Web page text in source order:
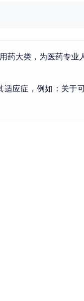
药大类，为医药专业
应症，例如：关于